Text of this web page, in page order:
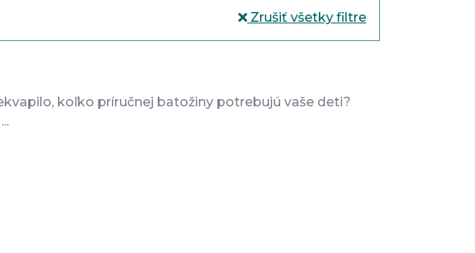
Zrušiť všetky filtre
koľko príručnej batožiny potrebujú vaše deti?